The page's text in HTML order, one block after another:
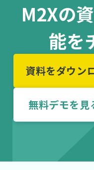
M2Xの
能を
資料をダウン
無料デモ